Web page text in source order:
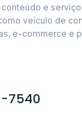
conteúdo e
veículo de
e-commerce e
7540